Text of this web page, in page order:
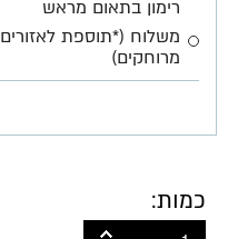
רימון בתאום מראש
משלוח (*תוספת לאזורים
מרוחקים)
כמות: